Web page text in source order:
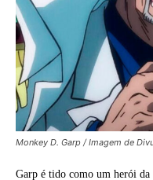
Monkey D. Garp / Imagem de
Garp é tido como um herói